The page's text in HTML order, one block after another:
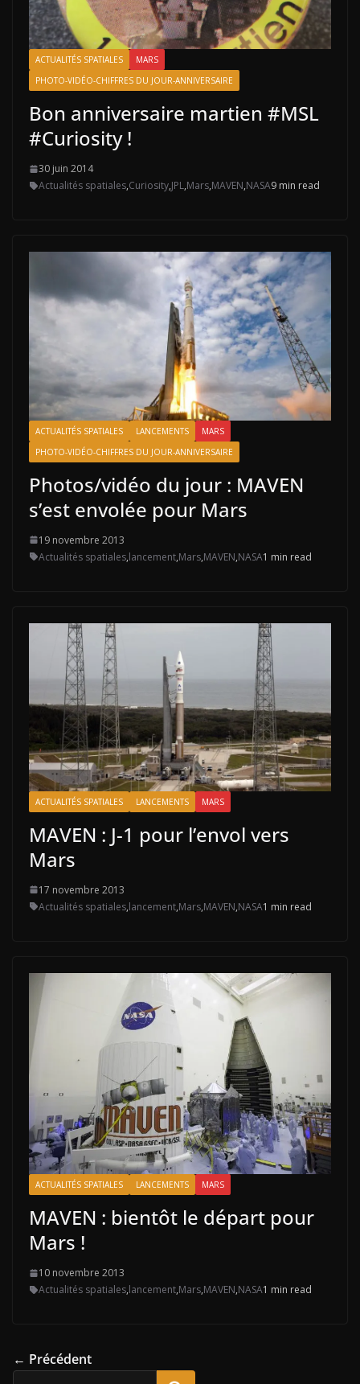
ACTUALITÉS SPATIALES
MARS
PHOTO-VIDÉO-CHIFFRES DU JOUR-ANNIVERSAIRE
Bon anniversaire martien #MSL
#Curiosity !
30 juin 2014
Actualités spatiales,Curiosity,JPL,Mars,MAVEN,NASA9 min read
ACTUALITÉS SPATIALES LANCEMENTS
MARS
PHOTO-VIDÉO-CHIFFRES DU JOUR-ANNIVERSAIRE
Photos/vidéo du jour : MAVEN
s’est envolée pour Mars
19 novembre 2013
Actualités spatiales,lancement,Mars,MAVEN,NASA1 min read
ACTUALITÉS SPATIALES LANCEMENTS MARS
MAVEN : J-1 pour l’envol vers
Mars
17 novembre 2013
Actualités spatiales,lancement,Mars,MAVEN,NASA1 min read
ACTUALITÉS SPATIALES LANCEMENTS MARS
MAVEN : bientôt le départ pour
Mars !
10 novembre 2013
Actualités spatiales,lancement,Mars,MAVEN,NASA1 min read
← Précédent